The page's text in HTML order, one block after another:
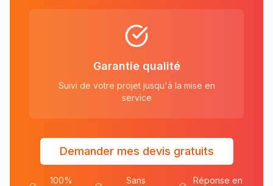
Garantie qualité
Suivi de votre projet jusqu'à la mise en
service
Demander mes devis gratuits
100%
Sans
Réponse en